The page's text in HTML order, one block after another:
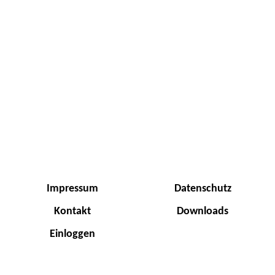
Impressum
Datenschutz
Kontakt
Downloads
Einloggen